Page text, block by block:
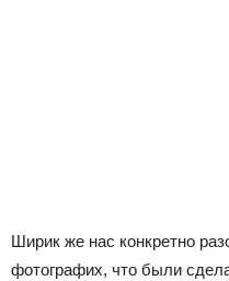
Ширик же нас конкретно
фотографих, что были